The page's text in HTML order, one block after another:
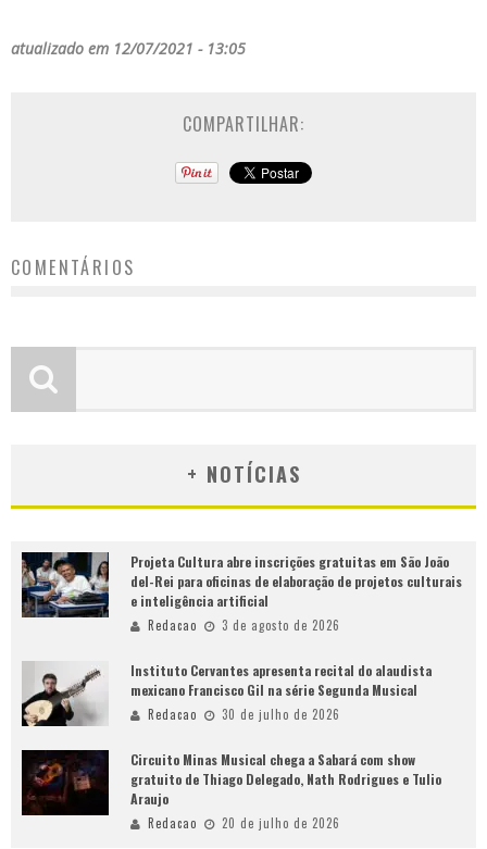
atualizado em 12/07/2021 - 13:05
COMPARTILHAR:
COMENTÁRIOS
+ NOTÍCIAS
Projeta Cultura abre inscrições gratuitas em São João
del-Rei para oficinas de elaboração de projetos culturais
e inteligência artificial
Redacao 3 de agosto de 2026
Instituto Cervantes apresenta recital do alaudista
mexicano Francisco Gil na série Segunda Musical
Redacao 30 de julho de 2026
Circuito Minas Musical chega a Sabará com show
gratuito de Thiago Delegado, Nath Rodrigues e Tulio
Araujo
Redacao 20 de julho de 2026